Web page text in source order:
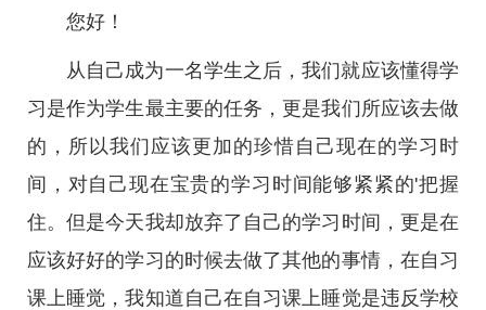
您好！
从自己成为一名学生之后，我们就应该懂得学
习是作为学生最主要的任务，更是我们所应该去做
的，所以我们应该更加的珍惜自己现在的学习时
间，对自己现在宝贵的学习时间能够紧紧的'把握
住。但是今天我却放弃了自己的学习时间，更是在
应该好好的学习的时候去做了其他的事情，在自习
课上睡觉，我知道自己在自习课上睡觉是违反学校